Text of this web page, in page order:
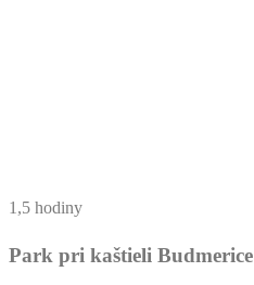
1,5 hodiny
Park pri kaštieli Budmerice